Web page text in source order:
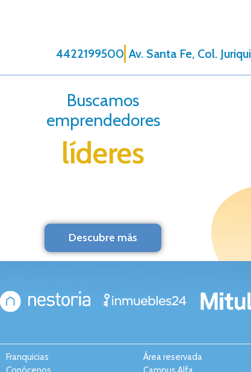
4422199500 Av. Santa Fe, Col.
Buscamos
emprendedores
líderes
Descubre más
Franquicias
Área reservada